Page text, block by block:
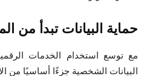
حماية البيانات تبدأ من
مع توسع استخدام الخدمات
البيانات الشخصية جزءًا أساسيًا من